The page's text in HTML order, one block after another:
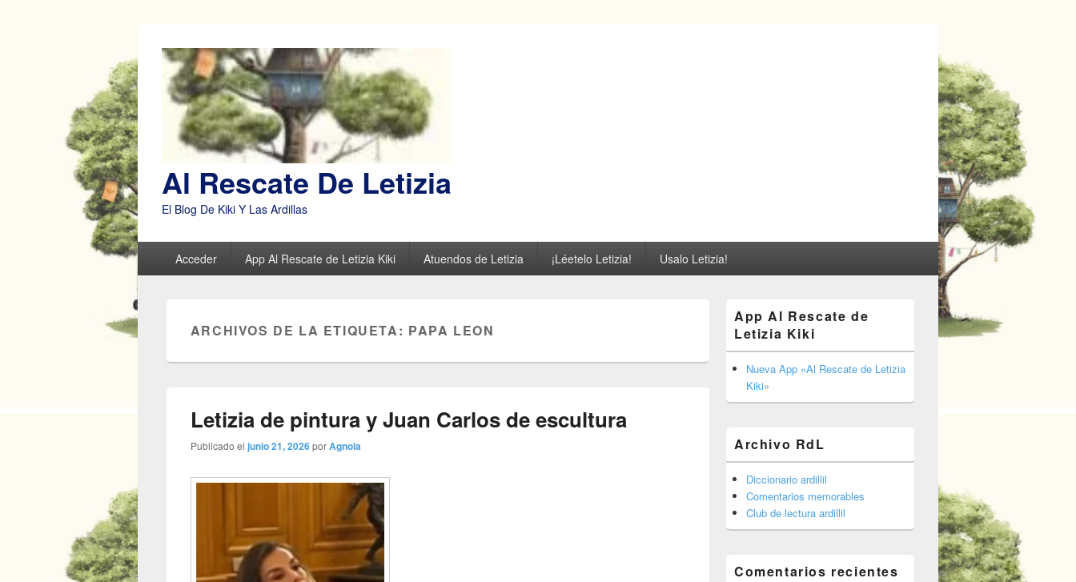
Al Rescate De Letizia
El Blog De Kiki Y Las Ardillas
Menú
principalAcceder App Al Rescate de Letizia Kiki Atuendos de Letizia ¡Léetelo Letizia! Usalo Letizia!
ARCHIVOS DE LA ETIQUETA: PAPA LEON
Letizia de pintura y Juan Carlos de escultura
Publicado el junio 21, 2026porAgnola
área
widget
barra
lateral
primaria
App Al Rescate de
Letizia Kiki
Nueva App «Al Rescate de Letizia
Kiki»
Archivo RdL
Diccionario ardillil
Comentarios memorables
Club de lectura ardillil
Comentarios recientes